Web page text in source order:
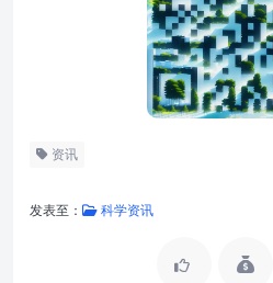
资讯
发表至： 科学资讯